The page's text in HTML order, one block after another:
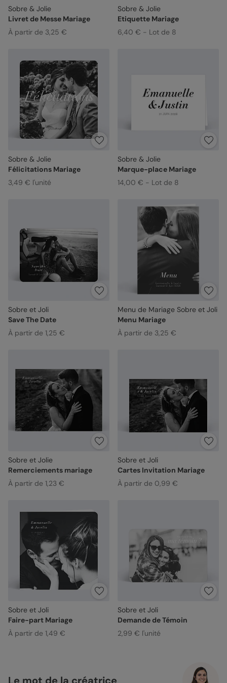
Sobre & Jolie
Livret de Messe Mariage
À partir de 3,25 €
Sobre & Jolie
Etiquette Mariage
6,40 € - Lot de 8
Sobre & Jolie
Félicitations Mariage
3,49 € l'unité
Sobre & Jolie
Marque-place Mariage
14,00 € - Lot de 8
Sobre et Joli
Save The Date
À partir de 1,25 €
Menu de Mariage Sobre et Joli
Menu Mariage
À partir de 3,25 €
Sobre et Jolie
Remerciements mariage
À partir de 1,23 €
Sobre et Joli
Cartes Invitation Mariage
À partir de 0,99 €
Sobre et Joli
Faire-part Mariage
À partir de 1,49 €
Sobre et Joli
Demande de Témoin
2,99 € l'unité